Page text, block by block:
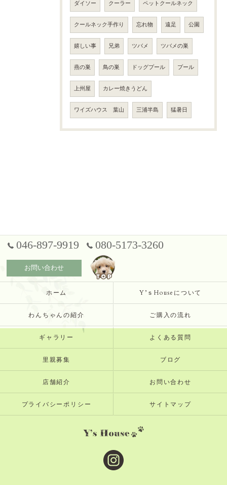
ダイソー クーラー ペットクールネック
クールネック手作り 忘れ物 遠足 公園
嬉しい事 兄弟 ツバメ ツバメの巣
燕の巣 鳥の巣 ドッグプール プール
上州屋 カレー焼きうどん
ワイズハウス 葉山 三浦半島 猛暑日
046-897-9919 080-5173-3260
お問い合わせ
ホーム Y’ｓHouseについて
わんちゃんの紹介 ご購入の流れ
ギャラリー よくある質問
里親募集 ブログ
店舗紹介 お問い合わせ
プライバシーポリシー サイトマップ